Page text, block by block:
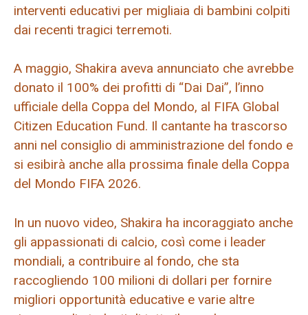
interventi educativi per migliaia di bambini colpiti
dai recenti tragici terremoti.
A maggio, Shakira aveva annunciato che avrebbe
donato il 100% dei profitti di “Dai Dai”, l’inno
ufficiale della Coppa del Mondo, al FIFA Global
Citizen Education Fund. Il cantante ha trascorso
anni nel consiglio di amministrazione del fondo e
si esibirà anche alla prossima finale della Coppa
del Mondo FIFA 2026.
In un nuovo video, Shakira ha incoraggiato anche
gli appassionati di calcio, così come i leader
mondiali, a contribuire al fondo, che sta
raccogliendo 100 milioni di dollari per fornire
migliori opportunità educative e varie altre